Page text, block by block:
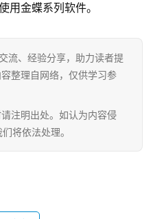
用金蝶系列软件。
流、经验分享，助力读者提
整理自网络，仅供学习参
注明出处。如认为内容侵
将依法处理。